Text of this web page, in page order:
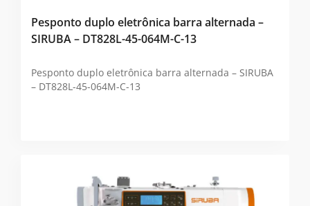
Pesponto duplo eletrônica barra alternada –
SIRUBA – DT828L-45-064M-C-13
Pesponto duplo eletrônica barra alternada – SIRUBA
– DT828L-45-064M-C-13